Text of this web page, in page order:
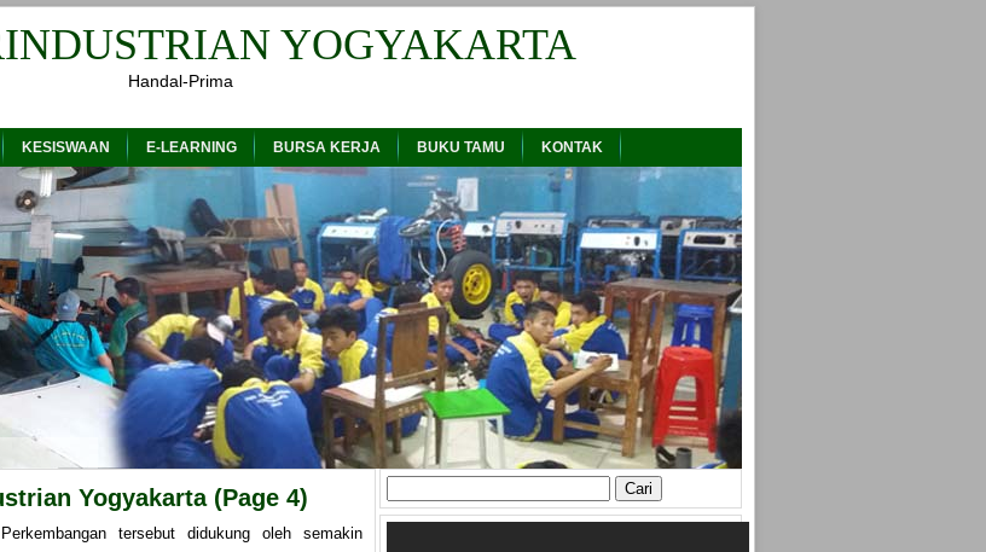
YOGYAKARTA
Handal-Prima
KESISWAAN E-LEARNING BURSA KERJA BUKU TAMU KONTAK
Yogyakarta (page 4)
tersebut didukung oleh semakin
untuk: